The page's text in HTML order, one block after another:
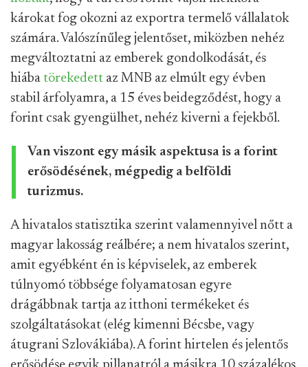
károkat fog okozni az exportra termelő vállalatok
számára. Valószínűleg jelentőset, miközben nehéz
megváltoztatni az emberek gondolkodását, és
hiába törekedett az MNB az elmúlt egy évben
stabil árfolyamra, a 15 éves beidegződést, hogy a
forint csak gyengülhet, nehéz kiverni a fejekből.
Van viszont egy másik aspektusa is a forint
erősödésének, mégpedig a belföldi
turizmus.
A hivatalos statisztika szerint valamennyivel nőtt a
magyar lakosság reálbére; a nem hivatalos szerint,
amit egyébként én is képviselek, az emberek
túlnyomó többsége folyamatosan egyre
drágábbnak tartja az itthoni termékeket és
szolgáltatásokat (elég kimenni Bécsbe, vagy
átugrani Szlovákiába). A forint hirtelen és jelentős